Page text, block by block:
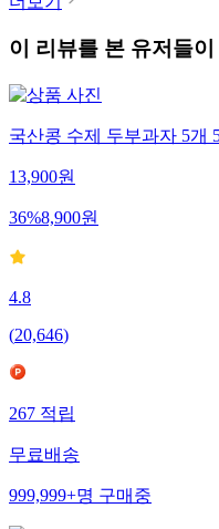
이 리뷰를 본 유저들
국산콩 수제 두부과자 5개
13,900원
36%8,900원
4.8
(20,646)
267 적립
무료배송
999,999+명 구매중